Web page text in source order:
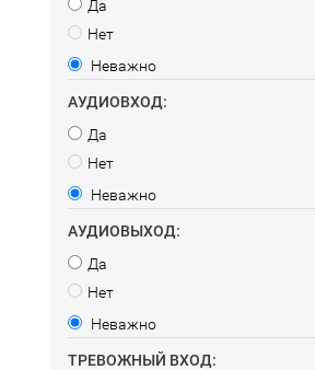
Да
Нет
Неважно
АУДИОВХОД:
Да
Нет
Неважно
АУДИОВЫХОД:
Да
Нет
Неважно
ТРЕВОЖНЫЙ ВХОД: